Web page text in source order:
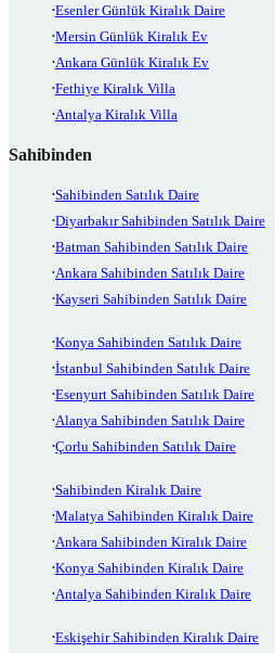
Esenler Günlük Kiralık Daire
Mersin Günlük Kiralık Ev
Ankara Günlük Kiralık Ev
Fethiye Kiralık Villa
Antalya Kiralık Villa
Sahibinden
Sahibinden Satılık Daire
Diyarbakır Sahibinden Satılık Daire
Batman Sahibinden Satılık Daire
Ankara Sahibinden Satılık Daire
Kayseri Sahibinden Satılık Daire
Konya Sahibinden Satılık Daire
İstanbul Sahibinden Satılık Daire
Esenyurt Sahibinden Satılık Daire
Alanya Sahibinden Satılık Daire
Çorlu Sahibinden Satılık Daire
Sahibinden Kiralık Daire
Malatya Sahibinden Kiralık Daire
Ankara Sahibinden Kiralık Daire
Konya Sahibinden Kiralık Daire
Antalya Sahibinden Kiralık Daire
Eskişehir Sahibinden Kiralık Daire